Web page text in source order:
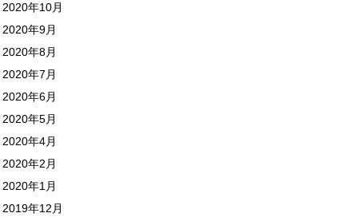
2020年10月
2020年9月
2020年8月
2020年7月
2020年6月
2020年5月
2020年4月
2020年2月
2020年1月
2019年12月